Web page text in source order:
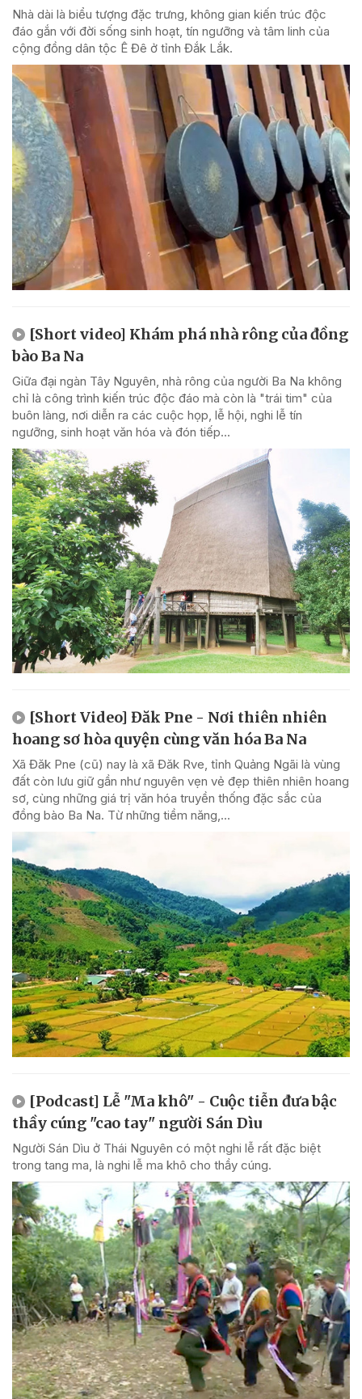
Nhà dài là biểu tượng đặc trưng, không gian kiến trúc độc
đáo gắn với đời sống sinh hoạt, tín ngưỡng và tâm linh của
cộng đồng dân tộc Ê Đê ở tỉnh Đắk Lắk.
[Short video] Khám phá nhà rông của đồng
bào Ba Na
Giữa đại ngàn Tây Nguyên, nhà rông của người Ba Na không
chỉ là công trình kiến trúc độc đáo mà còn là "trái tim" của
buôn làng, nơi diễn ra các cuộc họp, lễ hội, nghi lễ tín
ngưỡng, sinh hoạt văn hóa và đón tiếp...
[Short Video] Đăk Pne - Nơi thiên nhiên
hoang sơ hòa quyện cùng văn hóa Ba Na
Xã Đăk Pne (cũ) nay là xã Đăk Rve, tỉnh Quảng Ngãi là vùng
đất còn lưu giữ gần như nguyên vẹn vẻ đẹp thiên nhiên hoang
sơ, cùng những giá trị văn hóa truyền thống đặc sắc của
đồng bào Ba Na. Từ những tiềm năng,...
[Podcast] Lễ "Ma khô" - Cuộc tiễn đưa bậc
thầy cúng "cao tay" người Sán Dìu
Người Sán Dìu ở Thái Nguyên có một nghi lễ rất đặc biệt
trong tang ma, là nghi lễ ma khô cho thầy cúng.